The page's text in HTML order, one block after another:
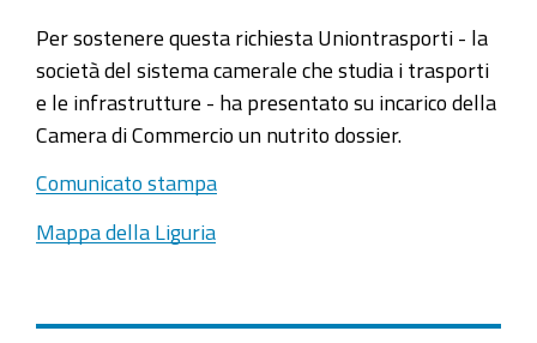
Per sostenere questa richiesta Uniontrasporti - la
società del sistema camerale che studia i trasporti
e le infrastrutture - ha presentato su incarico della
Camera di Commercio un nutrito dossier.
Comunicato stampa
Mappa della Liguria